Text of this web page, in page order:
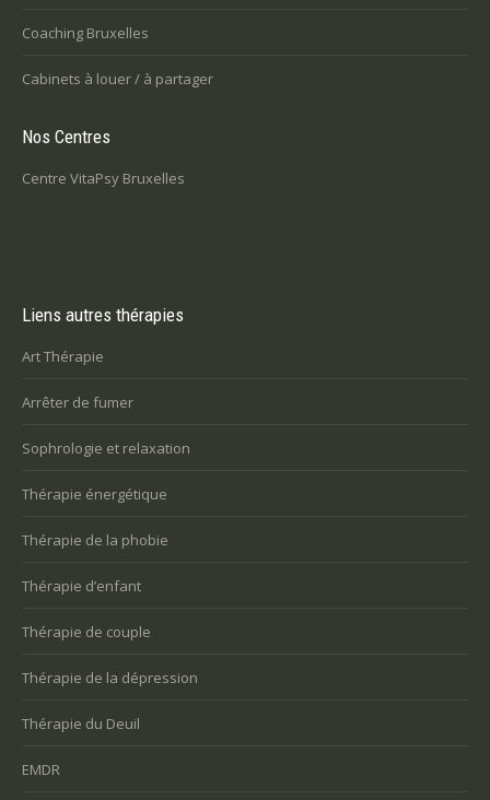
Coaching Bruxelles
Cabinets à louer / à partager
Nos Centres
Centre VitaPsy Bruxelles
Liens autres thérapies
Art Thérapie
Arrêter de fumer
Sophrologie et relaxation
Thérapie énergétique
Thérapie de la phobie
Thérapie d’enfant
Thérapie de couple
Thérapie de la dépression
Thérapie du Deuil
EMDR